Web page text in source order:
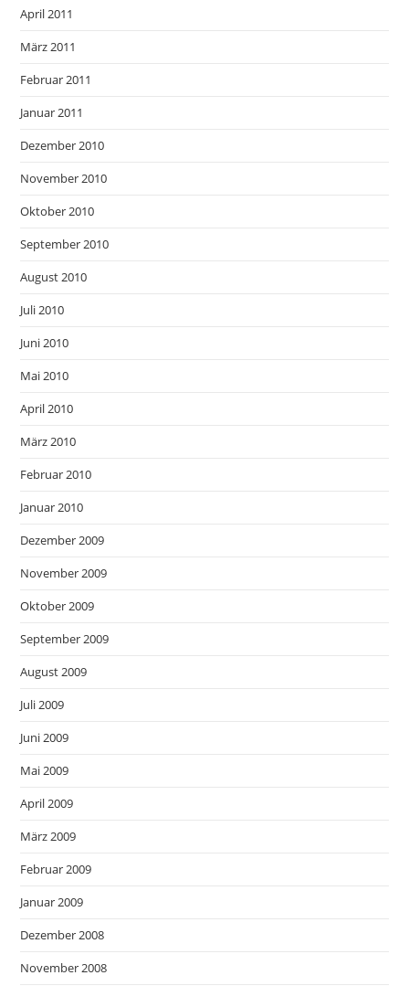
April 2011
März 2011
Februar 2011
Januar 2011
Dezember 2010
November 2010
Oktober 2010
September 2010
August 2010
Juli 2010
Juni 2010
Mai 2010
April 2010
März 2010
Februar 2010
Januar 2010
Dezember 2009
November 2009
Oktober 2009
September 2009
August 2009
Juli 2009
Juni 2009
Mai 2009
April 2009
März 2009
Februar 2009
Januar 2009
Dezember 2008
November 2008